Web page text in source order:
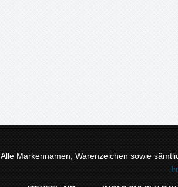
Alle Markennamen, Warenzeichen sowie